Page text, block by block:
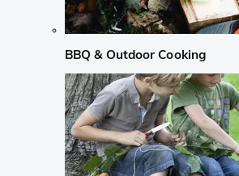
BBQ & Outdoor Cooking